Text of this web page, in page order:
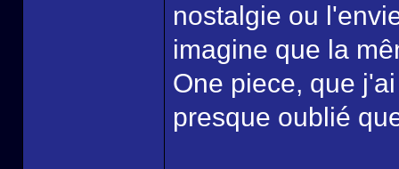
nostalgie ou
imagine que la
One piece, que
presque oublié